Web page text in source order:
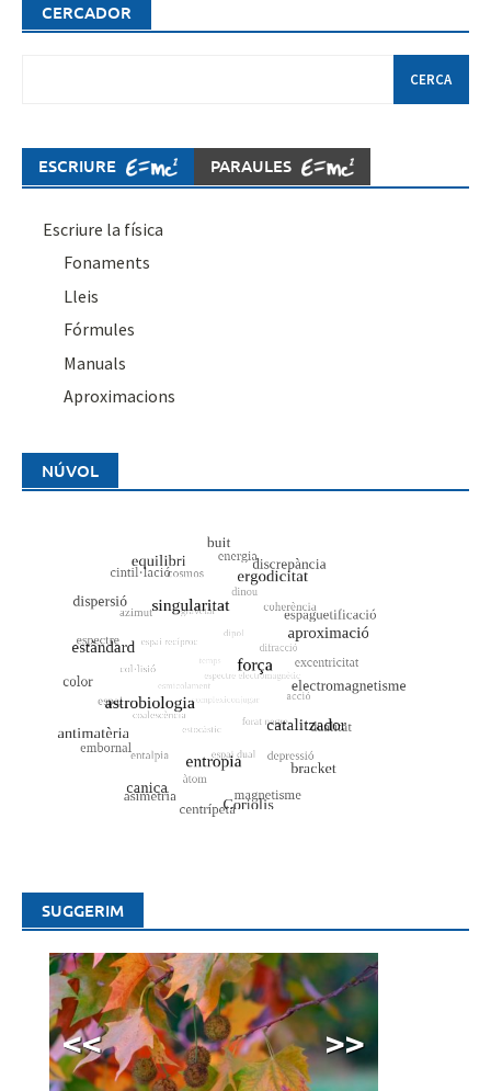
CERCADOR
ESCRIURE PARAULES
Escriure la física
Fonaments
Lleis
Fórmules
Manuals
Aproximacions
NÚVOL
SUGGERIM
<< >>